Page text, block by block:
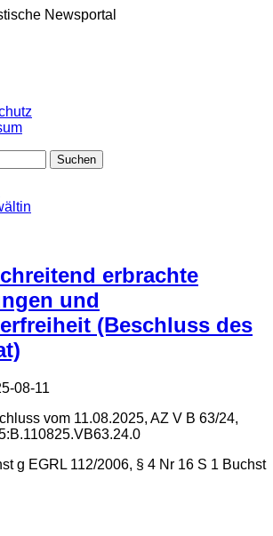
Newsportal
erbrachte
und
(Beschluss des
08-11
vom 11.08.2025, AZ V B 63/24,
g EGRL 112/2006, § 4 Nr 16 S 1 Buchst